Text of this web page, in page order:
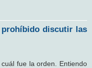
prohíbido discutir las
fue la orden. Entiendo